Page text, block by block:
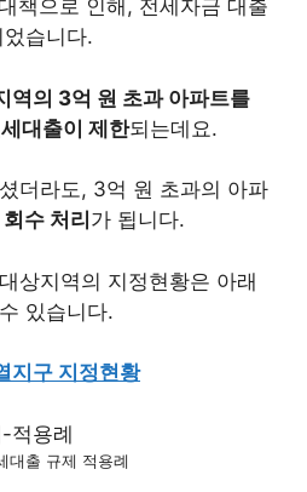
책으로 인해, 전세자금 대출
습니다.
역의 3억 원 초과 아파트를
대출이 제한되는데요.
더라도, 3억 원 초과의 아파
수 처리 가 됩니다.
상지역의 지정현황은 아래
있습니다.
지구 지정현황
대출 규제 적용례